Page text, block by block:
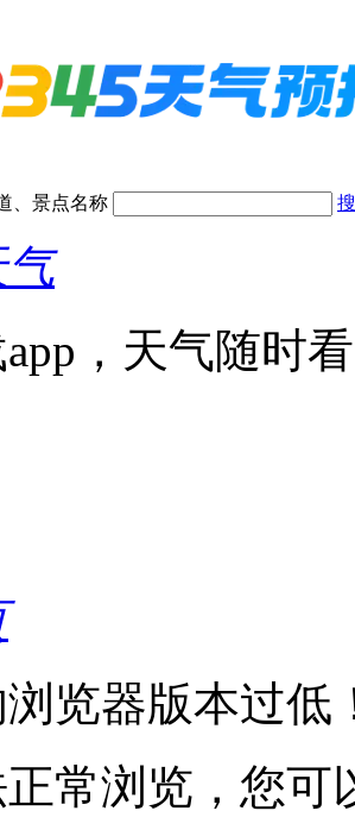
、景点名称
，天气随时看
览器版本过低
常浏览，您可